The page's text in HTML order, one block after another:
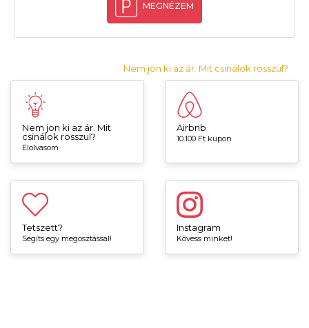
MEGNÉZEM
Nem jön ki az ár. Mit csinálok rosszul?
Nem jön ki az ár. Mit
csinálok rosszul?
Elolvasom
Airbnb
10.100 Ft kupon
Tetszett?
Segíts egy megosztással!
Instagram
Kövess minket!